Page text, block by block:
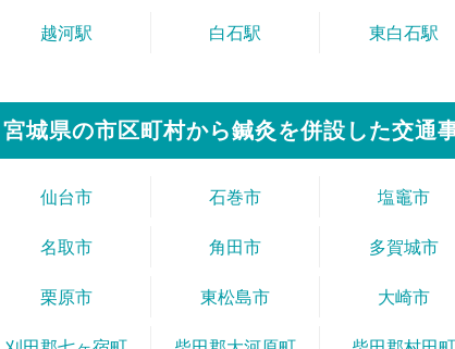
越河駅 白石駅 東白石駅
宮城県の市区町村から鍼灸を併設した交通
仙台市 石巻市 塩竈市
名取市 角田市 多賀城市
栗原市 東松島市 大崎市